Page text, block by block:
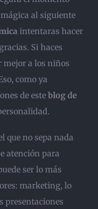
al siguiente
intentaras hacer
Si haces
mejor a los niños
como ya
de este blog de
que no sepa nada
atención para
ser lo más
marketing, lo
presentaciones